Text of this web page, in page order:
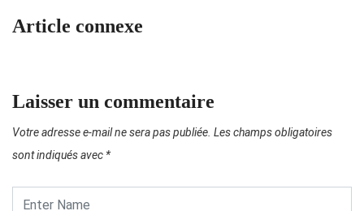
Article connexe
Laisser un commentaire
Votre adresse e-mail ne sera pas publiée. Les champs obligatoires
sont indiqués avec *